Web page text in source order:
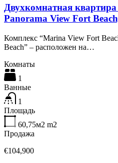
Двухкомнатная
Panorama View Fort
Комплекс “Marina View Fort
Beach” – расположен на…
Комнаты
1
Ванные
1
Площадь
60,75м2 m2
Продажа
€104,900